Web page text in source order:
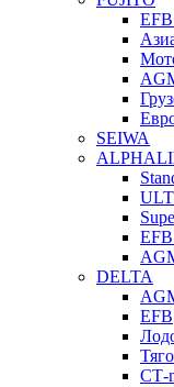
SEIWA
DELTA
EFB
СТ-